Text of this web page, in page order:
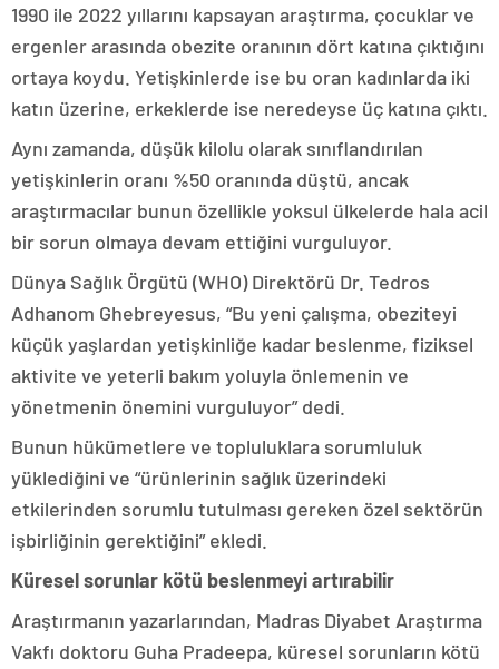
1990 ile 2022 yıllarını kapsayan araştırma, çocuklar ve
ergenler arasında obezite oranının dört katına çıktığını
ortaya koydu. Yetişkinlerde ise bu oran kadınlarda iki
katın üzerine, erkeklerde ise neredeyse üç katına çıktı.
Aynı zamanda, düşük kilolu olarak sınıflandırılan
yetişkinlerin oranı %50 oranında düştü, ancak
araştırmacılar bunun özellikle yoksul ülkelerde hala acil
bir sorun olmaya devam ettiğini vurguluyor.
Dünya Sağlık Örgütü (WHO) Direktörü Dr. Tedros
Adhanom Ghebreyesus, “Bu yeni çalışma, obeziteyi
küçük yaşlardan yetişkinliğe kadar beslenme, fiziksel
aktivite ve yeterli bakım yoluyla önlemenin ve
yönetmenin önemini vurguluyor” dedi.
Bunun hükümetlere ve topluluklara sorumluluk
yüklediğini ve “ürünlerinin sağlık üzerindeki
etkilerinden sorumlu tutulması gereken özel sektörün
işbirliğinin gerektiğini” ekledi.
Küresel sorunlar kötü beslenmeyi artırabilir
Araştırmanın yazarlarından, Madras Diyabet Araştırma
Vakfı doktoru Guha Pradeepa, küresel sorunların kötü